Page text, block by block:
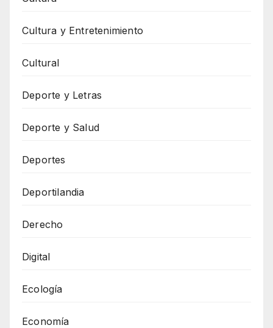
Cultura y Entretenimiento
Cultural
Deporte y Letras
Deporte y Salud
Deportes
Deportilandia
Derecho
Digital
Ecología
Economía